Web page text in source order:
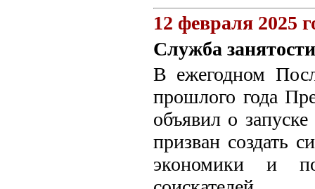
12 февраля 2025
Служба
В ежегодном
прошлого года
объявил о
призван создать
экономики и